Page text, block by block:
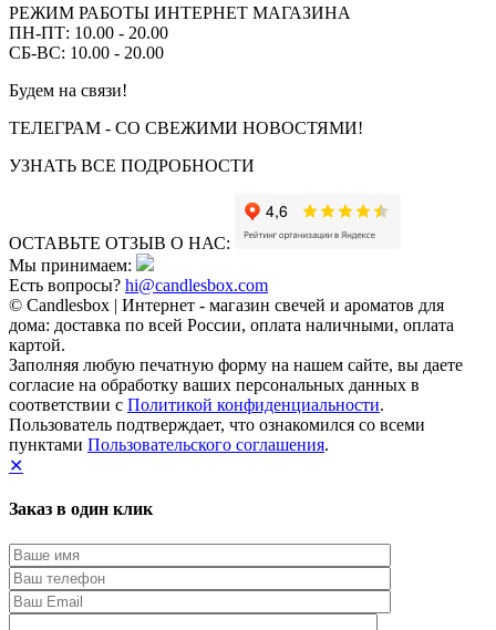
РЕЖИМ РАБОТЫ ИНТЕРНЕТ МАГАЗИНА
ПН-ПТ: 10.00 - 20.00
СБ-ВС: 10.00 - 20.00
Будем на связи!
ТЕЛЕГРАМ - СО СВЕЖИМИ НОВОСТЯМИ!
УЗНАТЬ ВСЕ ПОДРОБНОСТИ
ОСТАВЬТЕ ОТЗЫВ О НАС:
Мы принимаем:
Есть вопросы? hi@candlesbox.com
© Candlesbox | Интернет - магазин свечей и ароматов для
дома: доставка по всей России, оплата наличными, оплата
картой.
Заполняя любую печатную форму на нашем сайте, вы даете
согласие на обработку ваших персональных данных в
соответствии с Политикой конфиденциальности.
Пользователь подтверждает, что ознакомился со всеми
пунктами Пользовательского соглашения.
✕
Заказ в один клик